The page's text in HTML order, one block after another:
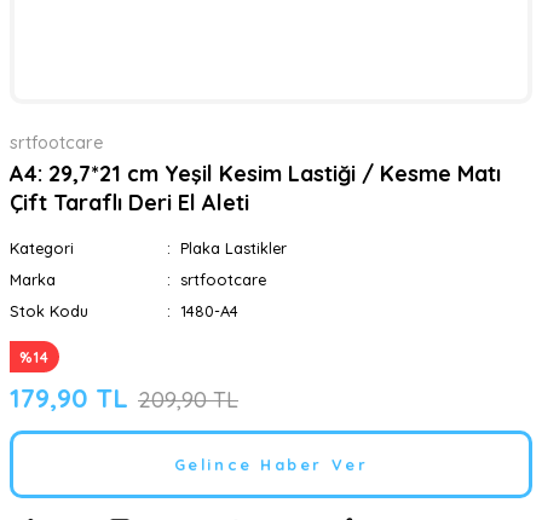
srtfootcare
A4: 29,7*21 cm Yeşil Kesim Lastiği / Kesme Matı
Çift Taraflı Deri El Aleti
Kategori
Plaka Lastikler
Marka
srtfootcare
Stok Kodu
1480-A4
%14
179,90 TL 209,90 TL
Gelince Haber Ver